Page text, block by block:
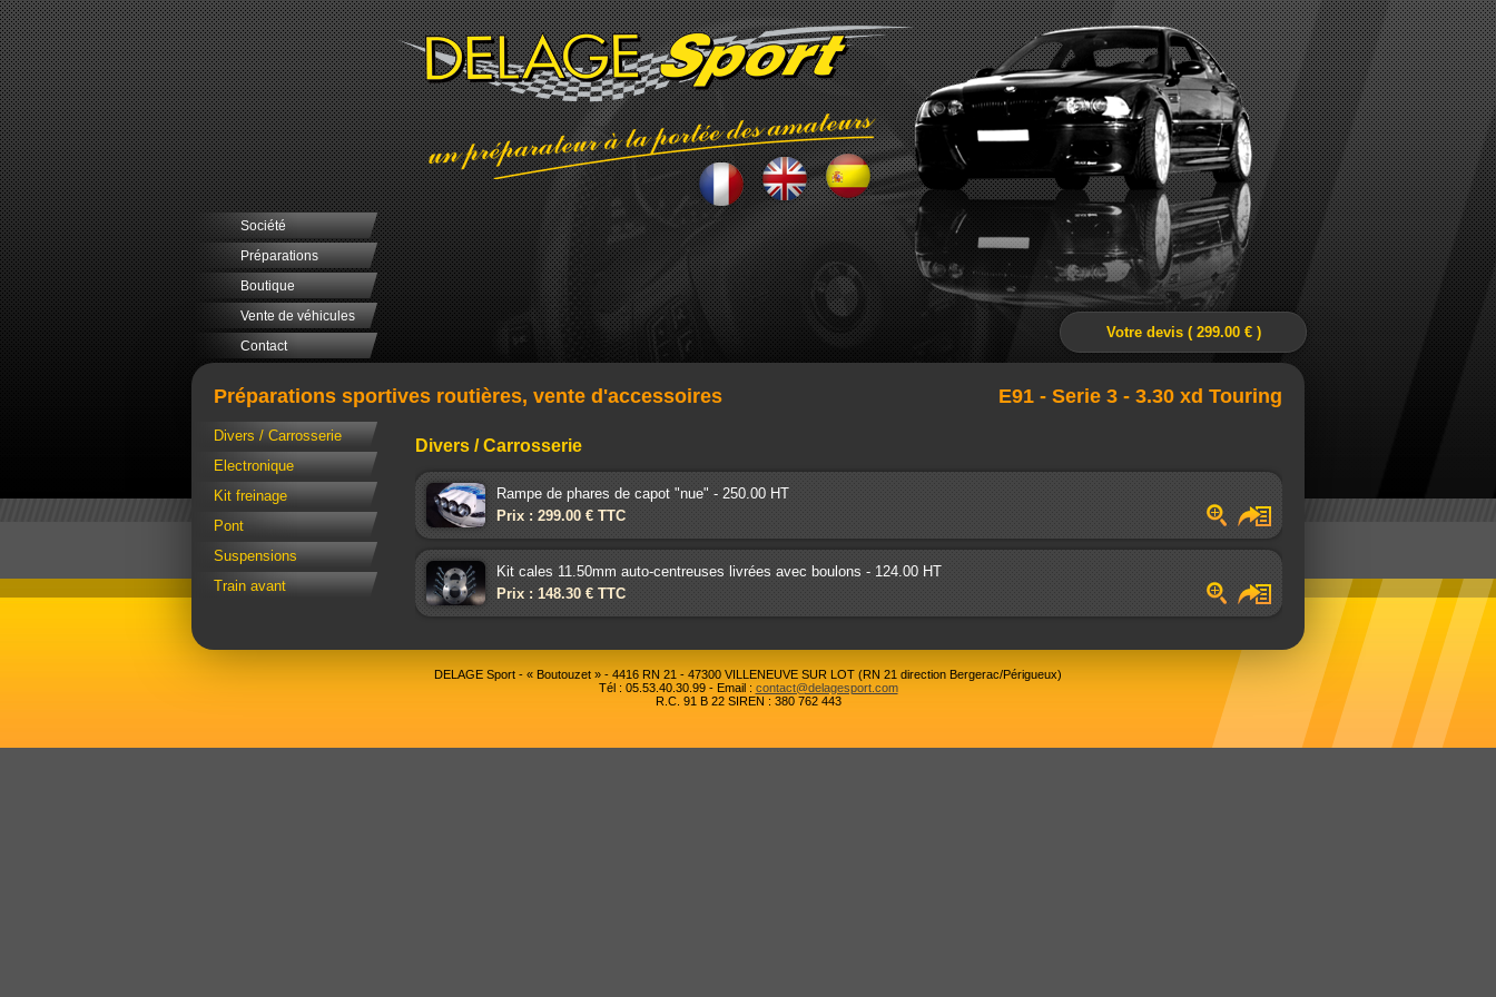
Société
Préparations
Boutique
Vente de véhicules
Contact
E91 - Serie 3 - 3.30 xd Touring
Préparations sportives routières, vente d'accessoires
Votre devis ( 299.00 € )
Divers / Carrosserie
Electronique
Kit freinage
Pont
Suspensions
Train avant
Divers / Carrosserie
Rampe de phares de capot "nue" - 250.00 HT
Prix : 299.00 € TTC
Kit cales 11.50mm auto-centreuses livrées avec boulons - 124.00 HT
Prix : 148.30 € TTC
DELAGE Sport - « Boutouzet » - 4416 RN 21 - 47300 VILLENEUVE SUR LOT (RN 21 direction Bergerac/Périgueux)
Tél : 05.53.40.30.99 - Email : contact@delagesport.com
R.C. 91 B 22 SIREN : 380 762 443